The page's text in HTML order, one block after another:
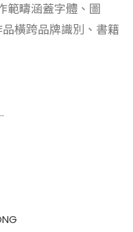
範疇涵蓋字體、圖
橫跨品牌識別、書籍